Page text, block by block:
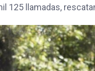
125 llamadas,